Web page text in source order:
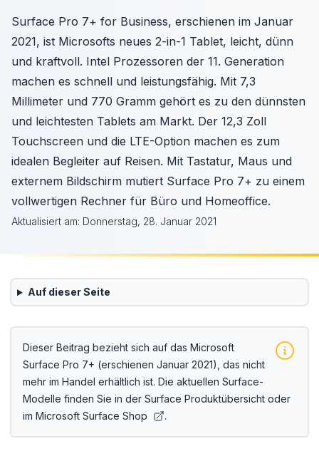
Surface Pro 7+ for Business, erschienen im Januar
2021, ist Microsofts neues 2-in-1 Tablet, leicht, dünn
und kraftvoll. Intel Prozessoren der 11. Generation
machen es schnell und leistungsfähig. Mit 7,3
Millimeter und 770 Gramm gehört es zu den dünnsten
und leichtesten Tablets am Markt. Der 12,3 Zoll
Touchscreen und die LTE-Option machen es zum
idealen Begleiter auf Reisen. Mit Tastatur, Maus und
externem Bildschirm mutiert Surface Pro 7+ zu einem
vollwertigen Rechner für Büro und Homeoffice.
Aktualisiert am: Donnerstag, 28. Januar 2021
Auf dieser Seite
Dieser Beitrag bezieht sich auf das Microsoft
Surface Pro 7+ (erschienen Januar 2021), das nicht
mehr im Handel erhältlich ist. Die aktuellen Surface-
Modelle finden Sie in der Surface Produktübersicht oder
im Microsoft Surface Shop .